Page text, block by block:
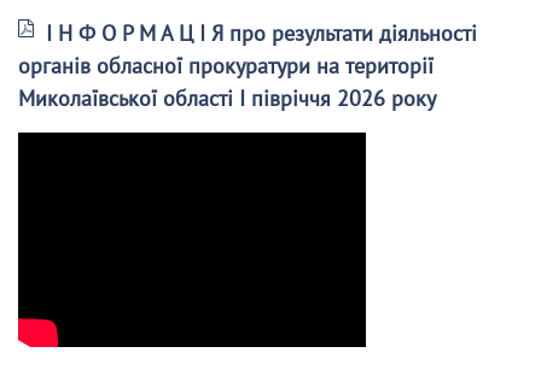
І Н Ф О Р М А Ц І Я про результати діяльності
органів обласної прокуратури на території
Миколаївської області І півріччя 2026 року